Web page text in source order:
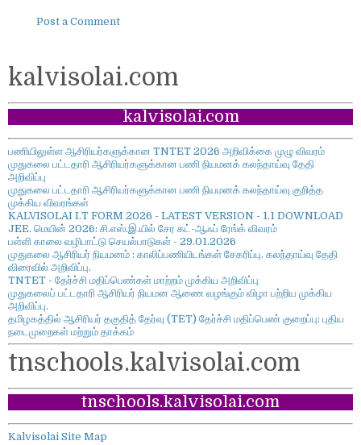
Post a Comment
kalvisolai.com
kalvisolai.com
பணியிலுள்ள ஆசிரியர்களுக்கான TNTET 2026 அறிவிக்கை முழு விவரம்
முதுகலை பட்டதாரி ஆசிரியர்களுக்கான பணி நியமனக் கலந்தாய்வு தேதி
அறிவிப்பு
முதுகலை பட்டதாரி ஆசிரியர்களுக்கான பணி நியமனக் கலந்தாய்வு குறித்த
முக்கிய விவரங்கள்
KALVISOLAI I.T FORM 2026 - LATEST VERSION - 1.1 DOWNLOAD
JEE. மெயின் 2026: சி.எஸ்.இ.யில் சேர கட்-ஆஃப் ரேங்க் விவரம்
பள்ளி காலை வழிபாட்டு செயல்பாடுகள் - 29.01.2026
முதுகலை ஆசிரியர் நியமனம் : காலிப்பணியிடங்கள் சேகரிப்பு. கலந்தாய்வு தேதி
விரைவில் அறிவிப்பு.
TNTET - தேர்ச்சி மதிப்பெண்கள் மாற்றம் முக்கிய அறிவிப்பு
முதுகலைப் பட்டதாரி ஆசிரியர் நியமன ஆணை வழங்கும் விழா பற்றிய முக்கிய
அறிவிப்பு.
தமிழகத்தில் ஆசிரியர் தகுதித் தேர்வு (TET) தேர்ச்சி மதிப்பெண் குறைப்பு: புதிய
நடைமுறைகள் மற்றும் தாக்கம்
tnschools.kalvisolai.com
tnschools.kalvisolai.com
Kalvisolai Site Map